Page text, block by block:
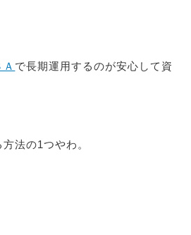
で長期運用するのが安心して資
法の1つやわ。